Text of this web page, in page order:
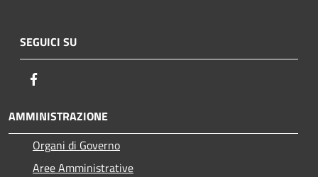
SEGUICI SU
AMMINISTRAZIONE
Organi di Governo
Aree Amministrative